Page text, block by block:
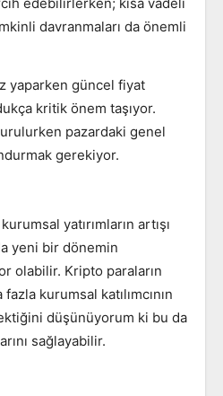
davranmaları da önemli
yaparken güncel fiyat
kritik önem taşıyor.
pazardaki genel
gerekiyor.
yatırımların artışı
yeni bir dönemin
olabilir. Kripto paraların
kurumsal katılımcının
düşünüyorum ki bu da
sağlayabilir.